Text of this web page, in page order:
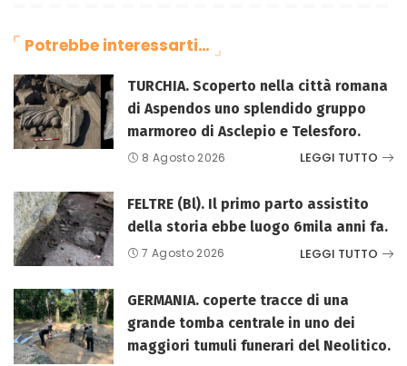
Potrebbe interessarti…
TURCHIA. Scoperto nella città romana
di Aspendos uno splendido gruppo
marmoreo di Asclepio e Telesforo.
8 Agosto 2026 LEGGI TUTTO
FELTRE (Bl). Il primo parto assistito
della storia ebbe luogo 6mila anni fa.
7 Agosto 2026 LEGGI TUTTO
GERMANIA. coperte tracce di una
grande tomba centrale in uno dei
maggiori tumuli funerari del Neolitico.